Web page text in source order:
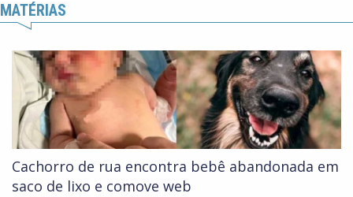
MATÉRIAS
Cachorro de rua encontra bebê abandonada em
saco de lixo e comove web